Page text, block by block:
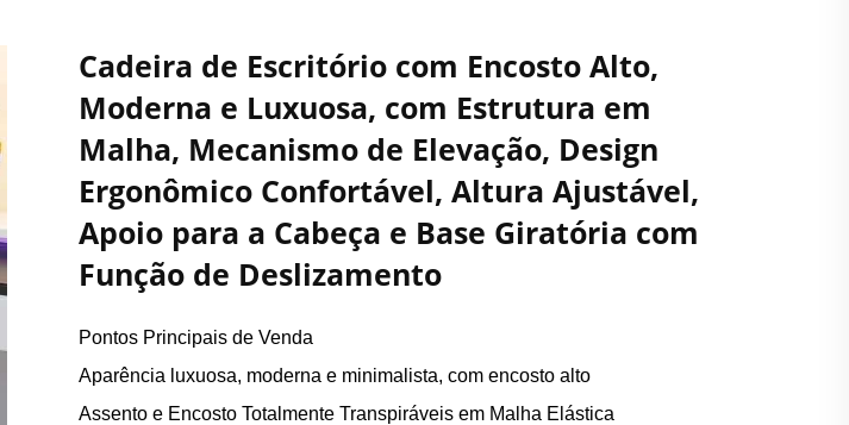
Cadeira de Escritório com Encosto Alto,
Moderna e Luxuosa, com Estrutura em
Malha, Mecanismo de Elevação, Design
Ergonômico Confortável, Altura Ajustável,
Apoio para a Cabeça e Base Giratória com
Função de Deslizamento
Pontos Principais de Venda
Aparência luxuosa, moderna e minimalista, com encosto alto
Assento e Encosto Totalmente Transpiráveis em Malha Elástica